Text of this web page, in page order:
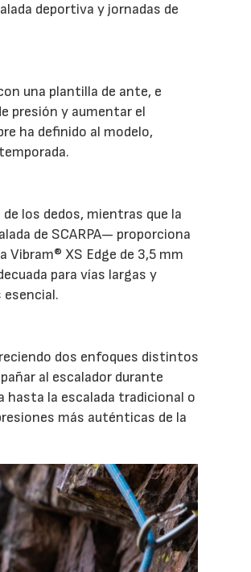
deportiva y jornadas de
una plantilla de ante, e
presión y aumentar el
ha definido al modelo,
los dedos, mientras que la
de SCARPA— proporciona
XS Edge de 3,5 mm
para vías largas y
dos enfoques distintos
al escalador durante
hasta la escalada tradicional o
más auténticas de la